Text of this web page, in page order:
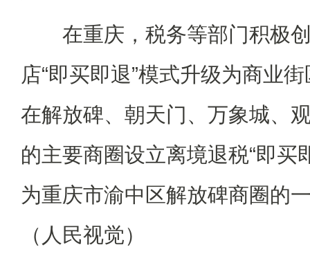
在重庆，税务等部门积极创
店“即买即退”模式升级为商业
在解放碑、朝天门、万象城、
的主要商圈设立离境退税“即买
为重庆市渝中区解放碑商圈的
（人民视觉）